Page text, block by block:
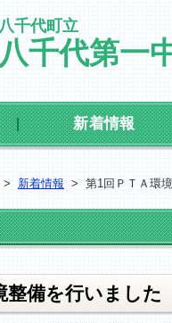
八千代町立
八千代第一
新着情報
> 新着情報 > 第1回ＰＴＡ環
整備を行いました